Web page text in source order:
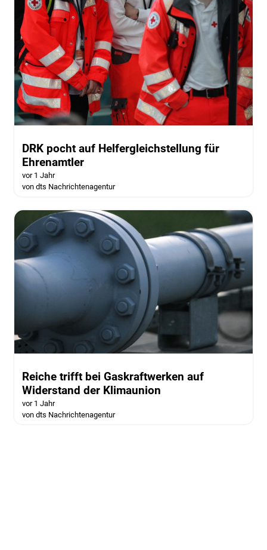
DRK pocht auf Helfergleichstellung für
Ehrenamtler
vor 1 Jahr
von dts Nachrichtenagentur
Reiche trifft bei Gaskraftwerken auf
Widerstand der Klimaunion
vor 1 Jahr
von dts Nachrichtenagentur